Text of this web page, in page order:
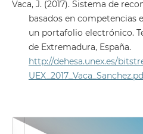
Vaca, J. (2017). Sistema de
basados en competencias
un portafolio electrónico.
de Extremadura, España.
http://dehesa.unex.es/